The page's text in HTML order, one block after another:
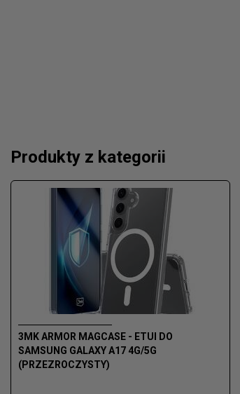
Produkty z kategorii
3MK ARMOR MAGCASE - ETUI DO
SAMSUNG GALAXY A17 4G/5G
(PRZEZROCZYSTY)